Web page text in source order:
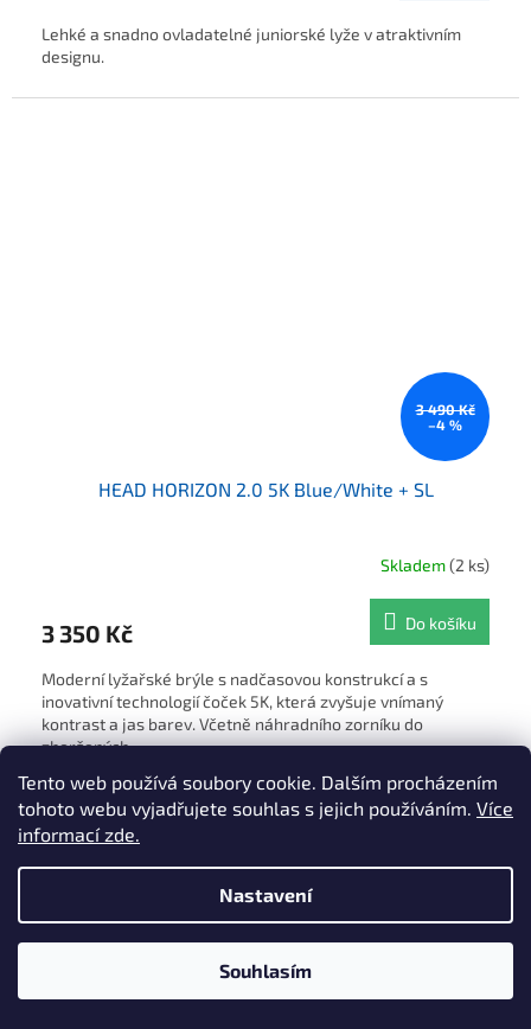
Tento web používá soubory cookie. Dalším procházením
tohoto webu vyjadřujete souhlas s jejich používáním. Více
informací zde.
Nastavení
Souhlasím
Lehké a snadno ovladatelné juniorské lyže v atraktivním
designu.
3 490 Kč
–4 %
HEAD HORIZON 2.0 5K Blue/White + SL
Skladem(2 ks)
3 350 Kč Do košíku
Moderní lyžařské brýle s nadčasovou konstrukcí a s
inovativní technologií čoček 5K, která zvyšuje vnímaný
kontrast a jas barev. Včetně náhradního zorníku do
zhoršených...